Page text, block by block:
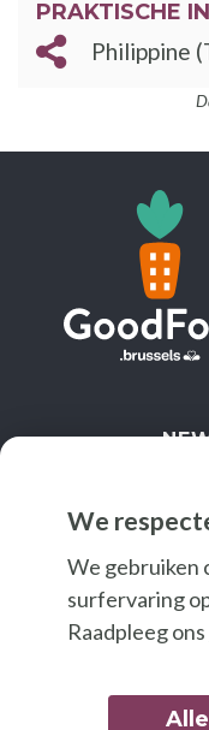
We
We gebruiken
surfervaring
Raadpleeg ons
PRAKTISCHE
Philippine